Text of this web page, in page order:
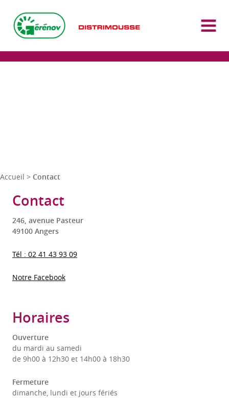
Accueil > Contact
Contact
246, avenue Pasteur
49100 Angers
Tél : 02 41 43 93 09
Notre Facebook
Horaires
Ouverture
du mardi au samedi
de 9h00 à 12h30 et 14h00 à 18h30
Fermeture
dimanche, lundi et jours fériés